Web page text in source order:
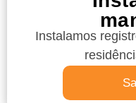
Instalamos